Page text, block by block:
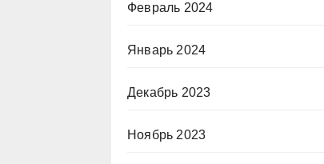
Февраль 2024
Январь 2024
Декабрь 2023
Ноябрь 2023